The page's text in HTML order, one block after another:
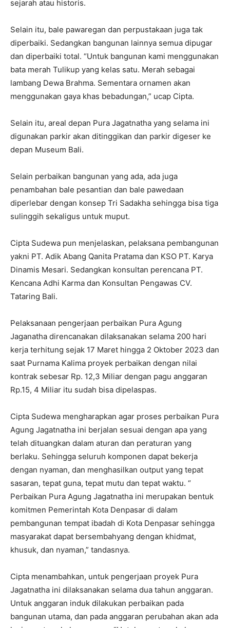
sejarah atau historis.
Selain itu, bale pawaregan dan perpustakaan juga tak
diperbaiki. Sedangkan bangunan lainnya semua dipugar
dan diperbaiki total. “Untuk bangunan kami menggunakan
bata merah Tulikup yang kelas satu. Merah sebagai
lambang Dewa Brahma. Sementara ornamen akan
menggunakan gaya khas bebadungan,” ucap Cipta.
Selain itu, areal depan Pura Jagatnatha yang selama ini
digunakan parkir akan ditinggikan dan parkir digeser ke
depan Museum Bali.
Selain perbaikan bangunan yang ada, ada juga
penambahan bale pesantian dan bale pawedaan
diperlebar dengan konsep Tri Sadakha sehingga bisa tiga
sulinggih sekaligus untuk muput.
Cipta Sudewa pun menjelaskan, pelaksana pembangunan
yakni PT. Adik Abang Qanita Pratama dan KSO PT. Karya
Dinamis Mesari. Sedangkan konsultan perencana PT.
Kencana Adhi Karma dan Konsultan Pengawas CV.
Tataring Bali.
Pelaksanaan pengerjaan perbaikan Pura Agung
Jaganatha direncanakan dilaksanakan selama 200 hari
kerja terhitung sejak 17 Maret hingga 2 Oktober 2023 dan
saat Purnama Kalima proyek perbaikan dengan nilai
kontrak sebesar Rp. 12,3 Miliar dengan pagu anggaran
Rp.15, 4 Miliar itu sudah bisa dipelaspas.
Cipta Sudewa mengharapkan agar proses perbaikan Pura
Agung Jagatnatha ini berjalan sesuai dengan apa yang
telah dituangkan dalam aturan dan peraturan yang
berlaku. Sehingga seluruh komponen dapat bekerja
dengan nyaman, dan menghasilkan output yang tepat
sasaran, tepat guna, tepat mutu dan tepat waktu. “
Perbaikan Pura Agung Jagatnatha ini merupakan bentuk
komitmen Pemerintah Kota Denpasar di dalam
pembangunan tempat ibadah di Kota Denpasar sehingga
masyarakat dapat bersembahyang dengan khidmat,
khusuk, dan nyaman,” tandasnya.
Cipta menambahkan, untuk pengerjaan proyek Pura
Jagatnatha ini dilaksanakan selama dua tahun anggaran.
Untuk anggaran induk dilakukan perbaikan pada
bangunan utama, dan pada anggaran perubahan akan ada